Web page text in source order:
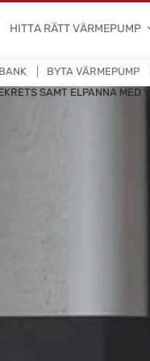
HITTA RÄTT VÄRMEPUMP
BYTA VÄRMEPUMP
SAMT ELPANNA MED